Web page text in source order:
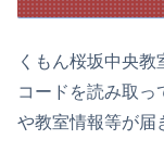
くもん桜坂中央
コードを読み取っ
や教室情報等が届